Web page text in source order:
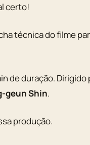
certo!
técnica do filme
de duração. Dirigido
geun Shin.
produção.